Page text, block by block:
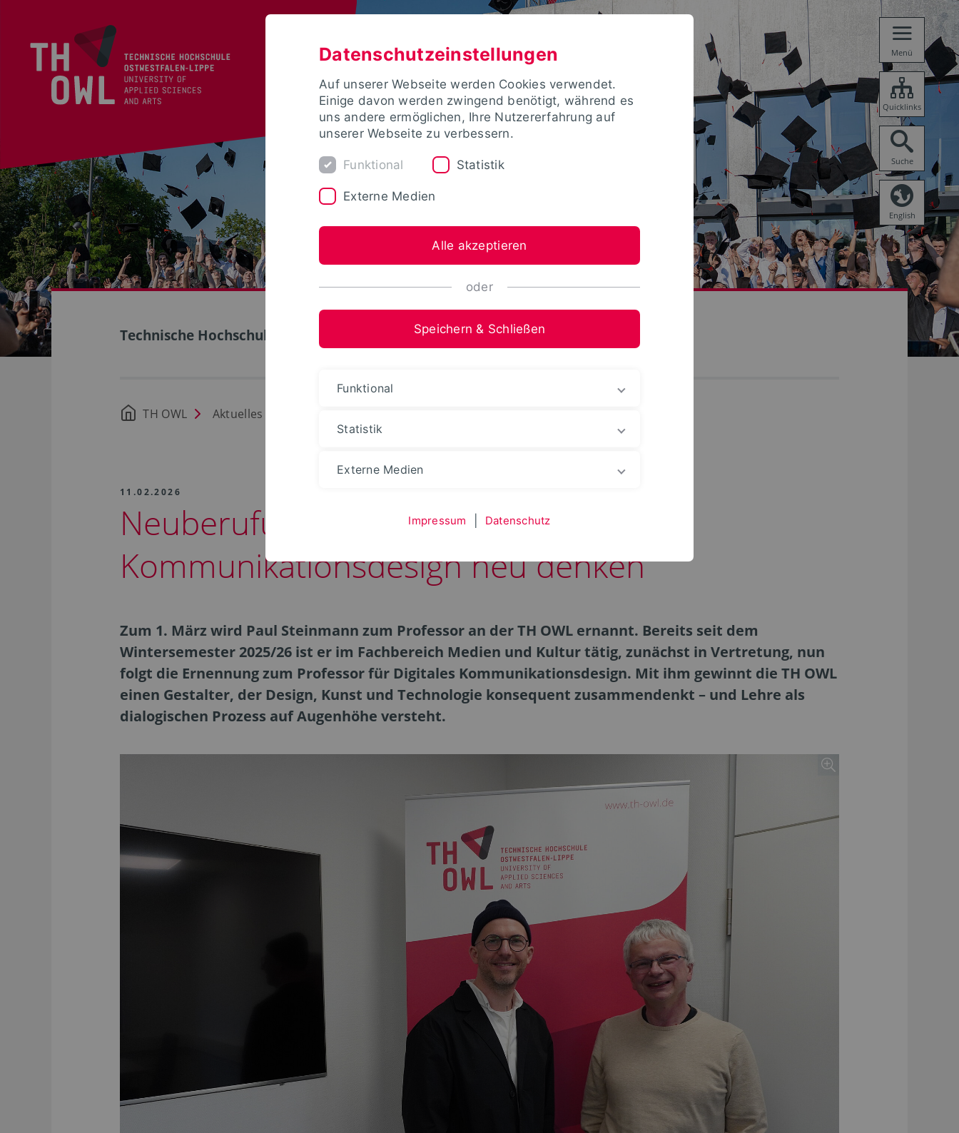
Menü
Quicklinks
Suche
English
Technische Hochschule Ostwestfalen-Lippe
TH OWL Aktuelles
11.02.2026
Neuberufung an der TH OWL: Digitales
Kommunikationsdesign neu denken
Zum 1. März wird Paul Steinmann zum Professor an der TH OWL ernannt. Bereits seit dem
Wintersemester 2025/26 ist er im Fachbereich Medien und Kultur tätig, zunächst in Vertretung, nun
folgt die Ernennung zum Professor für Digitales Kommunikationsdesign. Mit ihm gewinnt die TH OWL
einen Gestalter, der Design, Kunst und Technologie konsequent zusammendenkt – und Lehre als
dialogischen Prozess auf Augenhöhe versteht.
Datenschutzeinstellungen
Auf unserer Webseite werden Cookies verwendet.
Einige davon werden zwingend benötigt, während es
uns andere ermöglichen, Ihre Nutzererfahrung auf
unserer Webseite zu verbessern.
Funktional Statistik
Externe Medien
Alle akzeptieren
oder
Speichern & Schließen
Funktional
Statistik
Externe Medien
Impressum Datenschutz